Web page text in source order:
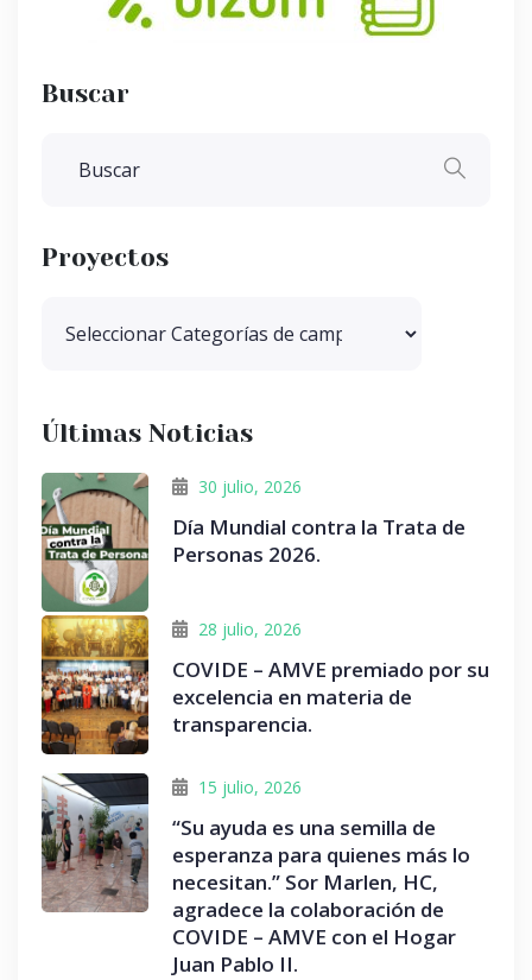
Buscar
Proyectos
Últimas Noticias
30 julio, 2026
Día Mundial contra la Trata de
Personas 2026.
28 julio, 2026
COVIDE – AMVE premiado por su
excelencia en materia de
transparencia.
15 julio, 2026
“Su ayuda es una semilla de
esperanza para quienes más lo
necesitan.” Sor Marlen, HC,
agradece la colaboración de
COVIDE – AMVE con el Hogar
Juan Pablo II.